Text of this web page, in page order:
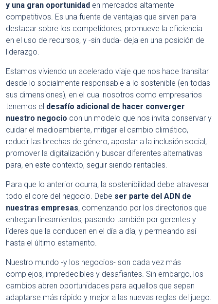
y una gran oportunidad en mercados altamente
competitivos. Es una fuente de ventajas que sirven para
destacar sobre los competidores, promueve la eficiencia
en el uso de recursos, y -sin duda- deja en una posición de
liderazgo.
Estamos viviendo un acelerado viaje que nos hace transitar
desde lo socialmente responsable a lo sostenible (en todas
sus dimensiones), en el cual nosotros como empresarios
tenemos el desafío adicional de hacer converger
nuestro negocio con un modelo que nos invita conservar y
cuidar el medioambiente, mitigar el cambio climático,
reducir las brechas de género, apostar a la inclusión social,
promover la digitalización y buscar diferentes alternativas
para, en este contexto, seguir siendo rentables.
Para que lo anterior ocurra, la sostenibilidad debe atravesar
todo el core del negocio. Debe ser parte del ADN de
nuestras empresas, comenzando por los directorios que
entregan lineamientos, pasando también por gerentes y
líderes que la conducen en el día a día, y permeando así
hasta el último estamento.
Nuestro mundo -y los negocios- son cada vez más
complejos, impredecibles y desafiantes. Sin embargo, los
cambios abren oportunidades para aquellos que sepan
adaptarse más rápido y mejor a las nuevas reglas del juego.